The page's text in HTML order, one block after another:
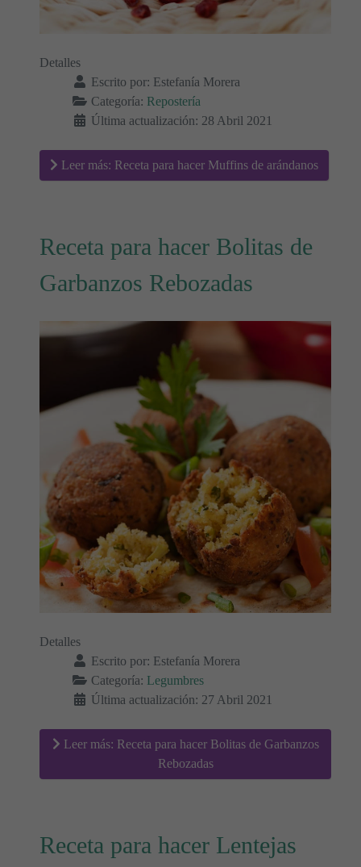
Detalles
Escrito por: Estefanía Morera
Categoría: Repostería
Última actualización: 28 Abril 2021
Leer más: Receta para hacer Muffins de arándanos
Receta para hacer Bolitas de
Garbanzos Rebozadas
Detalles
Escrito por: Estefanía Morera
Categoría: Legumbres
Última actualización: 27 Abril 2021
Leer más: Receta para hacer Bolitas de Garbanzos
Rebozadas
Receta para hacer Lentejas